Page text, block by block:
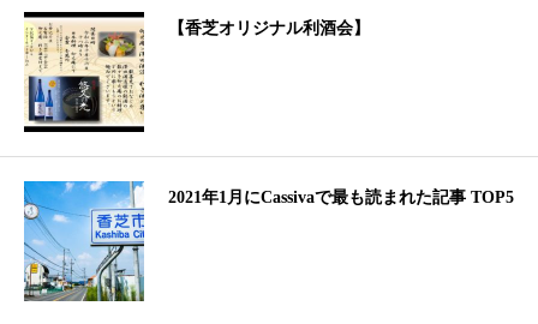
【香芝オリジナル利酒会】
2021年1月にCassivaで最も読まれた記事 TOP5